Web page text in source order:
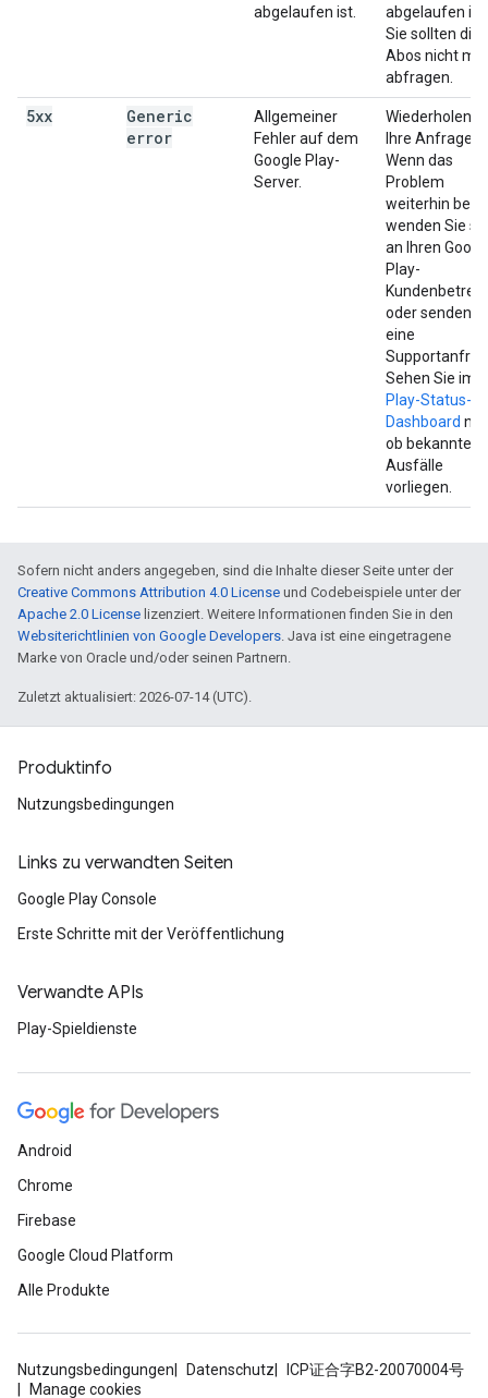
abgelaufen ist.
abgelaufen ist.
Sie sollten
Abos nicht
abfragen.
5xx
Generic
error
Allgemeiner
Fehler auf dem
Google Play-
Server.
Wiederholen
Ihre Anfrage.
Wenn das
Problem
weiterhin
wenden Sie
an Ihren
Play-
oder senden
eine
Sehen Sie im
Play-Status-
Dashboard
ob bekannte
Ausfälle
vorliegen.
Sofern nicht anders angegeben, sind die Inhalte dieser Seite unter der
Creative Commons Attribution 4.0 License und Codebeispiele unter der
Apache 2.0 License lizenziert. Weitere Informationen finden Sie in den
Websiterichtlinien von Google Developers. Java ist eine eingetragene
Marke von Oracle und/oder seinen Partnern.
Zuletzt aktualisiert: 2026-07-14 (UTC).
Produktinfo
Nutzungsbedingungen
Links zu verwandten Seiten
Google Play Console
Erste Schritte mit der Veröffentlichung
Verwandte APIs
Play-Spieldienste
Android
Chrome
Firebase
Google Cloud Platform
Alle Produkte
Nutzungsbedingungen Datenschutz
ICP证合字B2-20070004号
Manage cookies